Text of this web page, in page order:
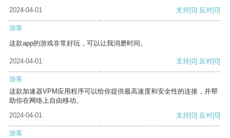
2024-04-01
支持[0] 反对[0]
游客
这款app的游戏非常好玩，可以让我消磨时间。
2024-04-01 支持[0] 反对[0]
游客
这款加速器VPM应用程序可以给你提供最高速度和安全性的连接，并帮
助你在网络上自由移动。
2024-04-01
支持[0] 反对[0]
游客